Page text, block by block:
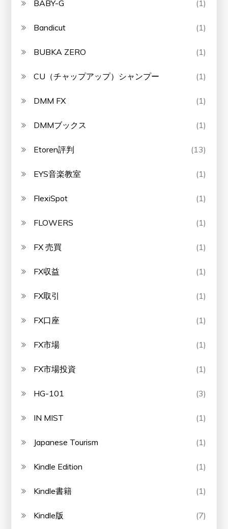
BABY-G (1)
Bandicut (1)
BUBKA ZERO (1)
CU（チャップアップ）シャンプー (1)
DMM FX (1)
DMMブックス (1)
Etoren評判 (13)
EYS音楽教室 (1)
FlexiSpot (1)
FLOWERS (1)
FX 売買 (1)
FX収益 (1)
FX取引 (1)
FX口座 (1)
FX市場 (1)
FX市場投資 (1)
HG-101 (3)
IN MIST (1)
Japanese Tourism (1)
Kindle Edition (1)
Kindle書籍 (1)
Kindle版 (7)